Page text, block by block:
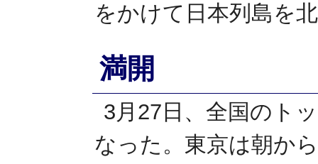
をかけて日本列島を
満開
3月27日、全国のト
なった。東京は朝か